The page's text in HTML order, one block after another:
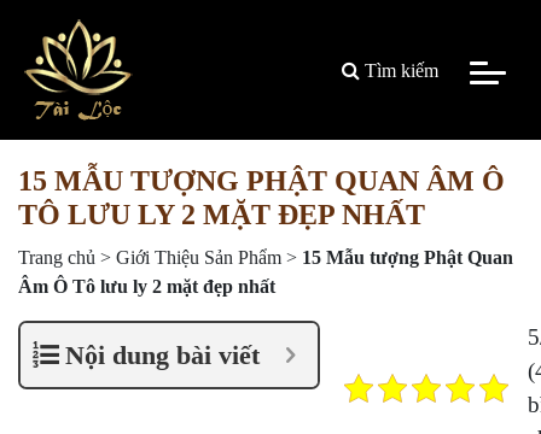
Tìm kiếm
15 MẪU TƯỢNG PHẬT QUAN ÂM Ô
TÔ LƯU LY 2 MẶT ĐẸP NHẤT
Trang chủ > Giới Thiệu Sản Phẩm > 15 Mẫu tượng Phật Quan
Âm Ô Tô lưu ly 2 mặt đẹp nhất
Nội dung bài viết